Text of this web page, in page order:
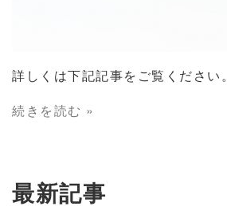
詳しくは下記記事をご覧ください。
続きを読む »
最新記事